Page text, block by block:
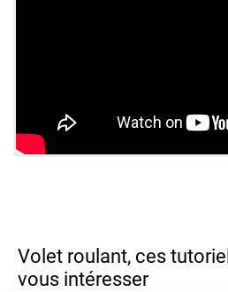
Volet roulant, ces
vous intéresser